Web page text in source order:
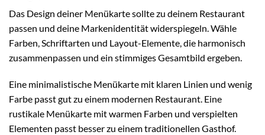
Das Design deiner Menükarte sollte zu deinem Restaurant
passen und deine Markenidentität widerspiegeln. Wähle
Farben, Schriftarten und Layout-Elemente, die harmonisch
zusammenpassen und ein stimmiges Gesamtbild ergeben.
Eine minimalistische Menükarte mit klaren Linien und wenig
Farbe passt gut zu einem modernen Restaurant. Eine
rustikale Menükarte mit warmen Farben und verspielten
Elementen passt besser zu einem traditionellen Gasthof.